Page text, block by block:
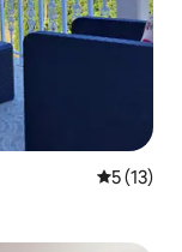
5 (13)